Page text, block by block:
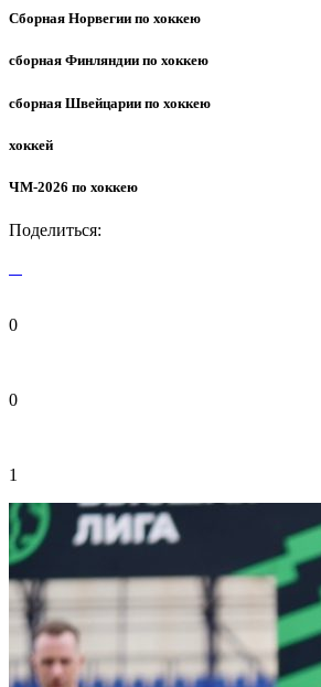
Сборная Норвегии по хоккею
сборная Финляндии по хоккею
сборная Швейцарии по хоккею
хоккей
ЧМ-2026 по хоккею
Поделиться:
0
0
1